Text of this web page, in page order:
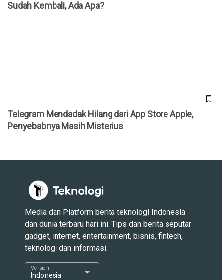
Sudah Kembali, Ada Apa?
Telegram Mendadak Hilang dari App Store Apple,
Penyebabnya Masih Misterius
Media dan Platform berita teknologi Indonesia
dan dunia terbaru hari ini. Tips dan berita seputar
gadget, internet, entertainment, bisnis, fintech,
teknologi dan informasi.
Indonesia
Version arrow_drop_down